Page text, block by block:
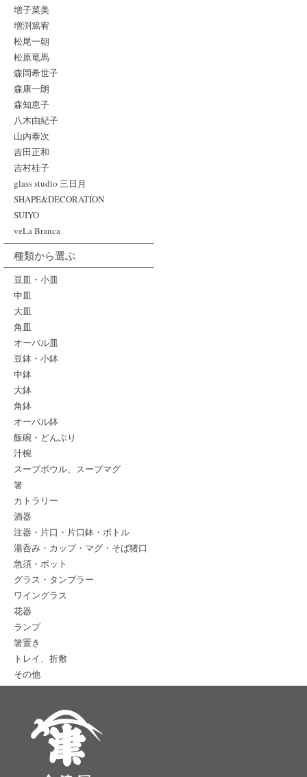
増子菜美
増渕篤宥
松尾一朝
松原竜馬
森岡希世子
森康一朗
森知恵子
八木由紀子
山内泰次
吉田正和
吉村桂子
glass studio 三日月
SHAPE&DECORATION
SUIYO
veLa Branca
種類から選ぶ
豆皿・小皿
中皿
大皿
角皿
オーバル皿
豆鉢・小鉢
中鉢
大鉢
角鉢
オーバル鉢
飯碗・どんぶり
汁椀
スープボウル、スープマグ
箸
カトラリー
酒器
注器・片口・片口鉢・ボトル
湯呑み・カップ・マグ・そば猪口
急須・ポット
グラス・タンブラー
ワイングラス
花器
ランプ
箸置き
トレイ、折敷
その他